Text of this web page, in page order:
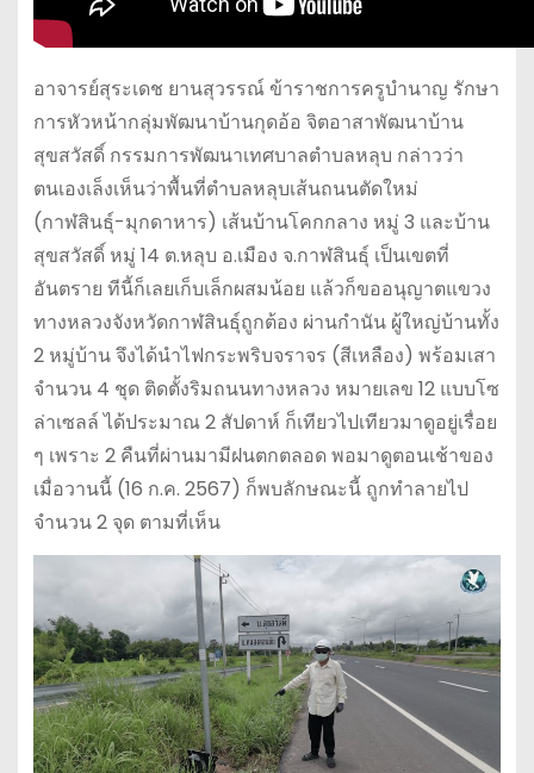
อาจารย์สุระเดช ยานสุวรรณ์ ข้าราชการครูบำนาญ รักษา
การหัวหน้ากลุ่มพัฒนาบ้านกุดอ้อ จิตอาสาพัฒนาบ้าน
สุขสวัสดิ์ กรรมการพัฒนาเทศบาลตำบลหลุบ กล่าวว่า
ตนเองเล็งเห็นว่าพื้นที่ตำบลหลุบเส้นถนนตัดใหม่
(กาฬสินธุ์-มุกดาหาร) เส้นบ้านโคกกลาง หมู่ 3 และบ้าน
สุขสวัสดิ์ หมู่ 14 ต.หลุบ อ.เมือง จ.กาฬสินธุ์ เป็นเขตที่
อันตราย ทีนี้ก็เลยเก็บเล็กผสมน้อย แล้วก็ขออนุญาตแขวง
ทางหลวงจังหวัดกาฬสินธุ์ถูกต้อง ผ่านกำนัน ผู้ใหญ่บ้านทั้ง
2 หมู่บ้าน จึงได้นำไฟกระพริบจราจร (สีเหลือง) พร้อมเสา
จำนวน 4 ชุด ติดตั้งริมถนนทางหลวง หมายเลข 12 แบบโซ
ล่าเซลล์ ได้ประมาณ 2 สัปดาห์ ก็เทียวไปเทียวมาดูอยู่เรื่อย
ๆ เพราะ 2 คืนที่ผ่านมามีฝนตกตลอด พอมาดูตอนเช้าของ
เมื่อวานนี้ (16 ก.ค. 2567) ก็พบลักษณะนี้ ถูกทำลายไป
จำนวน 2 จุด ตามที่เห็น